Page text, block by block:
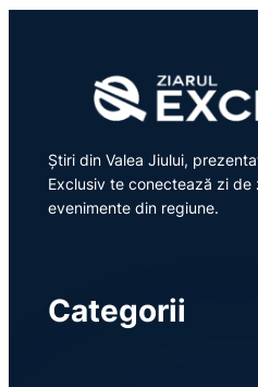
Știri din Valea Jiului,
Exclusiv te conectează zi de
evenimente din regiune.
Categorii